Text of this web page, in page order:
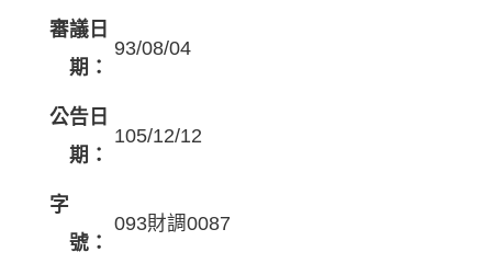
審議日
期：
93/08/04
公告日
期：
105/12/12
字
號：
093財調0087